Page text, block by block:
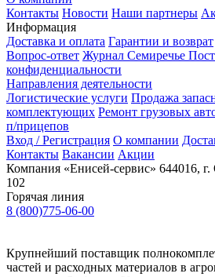
Контакты Новости Наши партнеры
Информация
Доставка и оплата Гарантии и возврат
Вопрос-ответ Журнал Семиречье
конфиденциальности
Направления деятельности
Логистические услуги Продажа
комплектующих Ремонт грузовых
п/прицепов
Вход / Регистрация О компании
Контакты Вакансии Акции
Компания «Енисей-сервис» 644016,
102
Горячая линия
8 (800)775-06-00
Крупнейший поставщик
частей и расходных материалов в